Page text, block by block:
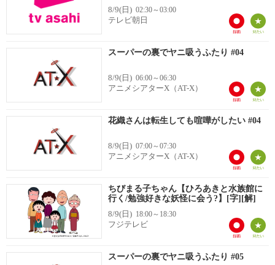
8/9(日) 02:30～03:00
テレビ朝日
スーパーの裏でヤニ吸うふたり #04
8/9(日) 06:00～06:30
アニメシアターX（AT-X）
花織さんは転生しても喧嘩がしたい #04
8/9(日) 07:00～07:30
アニメシアターX（AT-X）
ちびまる子ちゃん【ひろあきと水族館に
行く/勉強好きな妖怪に会う?】[字][解]
8/9(日) 18:00～18:30
フジテレビ
スーパーの裏でヤニ吸うふたり #05